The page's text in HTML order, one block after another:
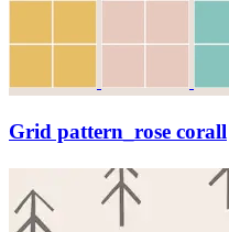
Grid pattern_rose corall